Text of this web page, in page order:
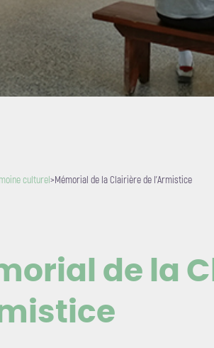
culturel>Mémorial de la Clairière de l'Armistice
de la